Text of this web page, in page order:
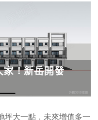
家！新岳開發
坪大一點，未來增值多一